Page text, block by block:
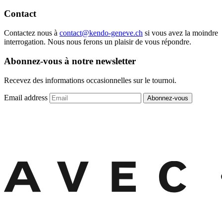
Contact
Contactez nous à contact@kendo-geneve.ch si vous avez la moindre
interrogation. Nous nous ferons un plaisir de vous répondre.
Abonnez-vous à notre newsletter
Recevez des informations occasionnelles sur le tournoi.
Email address Abonnez-vous